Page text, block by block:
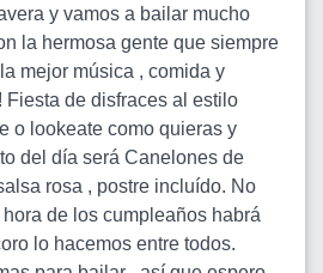
y vamos a bailar mucho
la hermosa gente que siempre
mejor música , comida y
Fiesta de disfraces al estilo
o lookeate como quieras y
del día será Canelones de
rosa , postre incluído. No
de los cumpleaños habrá
lo hacemos entre todos.